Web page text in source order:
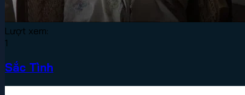
Lượt xem:
1
Sắc Tình